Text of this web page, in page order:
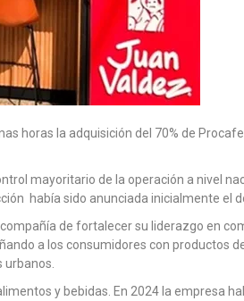
horas la adquisición del 70% de
mayoritario de la operación a nivel
había sido anunciada inicialmente el
de fortalecer su liderazgo en
a los consumidores con productos
y bebidas. En 2024 la empresa